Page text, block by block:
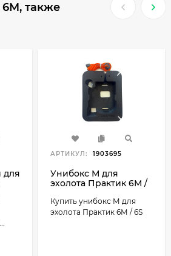
также
для
АРТИКУЛ: 1903695
Унибокс М для
эхолота Практик 6М /
Купить унибокс М для
эхолота Практик 6М / 6S